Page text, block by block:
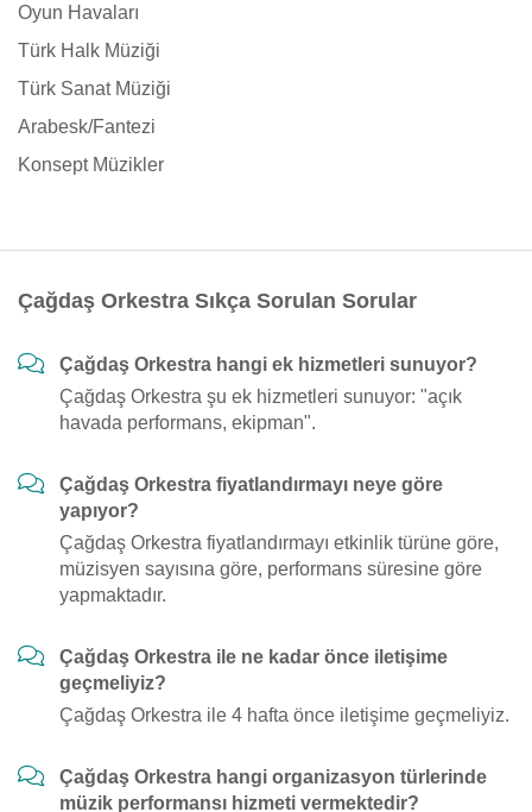
Oyun Havaları
Türk Halk Müziği
Türk Sanat Müziği
Arabesk/Fantezi
Konsept Müzikler
Çağdaş Orkestra Sıkça Sorulan Sorular
Çağdaş Orkestra hangi ek hizmetleri sunuyor?
Çağdaş Orkestra şu ek hizmetleri sunuyor: "açık
havada performans, ekipman".
Çağdaş Orkestra fiyatlandırmayı neye göre
yapıyor?
Çağdaş Orkestra fiyatlandırmayı etkinlik türüne göre,
müzisyen sayısına göre, performans süresine göre
yapmaktadır.
Çağdaş Orkestra ile ne kadar önce iletişime
geçmeliyiz?
Çağdaş Orkestra ile 4 hafta önce iletişime geçmeliyiz.
Çağdaş Orkestra hangi organizasyon türlerinde
müzik performansı hizmeti vermektedir?